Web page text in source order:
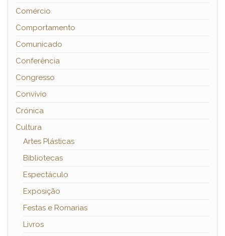
Comércio
Comportamento
Comunicado
Conferência
Congresso
Convívio
Crónica
Cultura
Artes Plásticas
Bibliotecas
Espectáculo
Exposição
Festas e Romarias
Livros